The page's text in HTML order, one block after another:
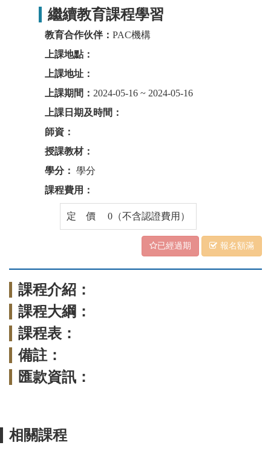
繼續教育課程學習
教育合作伙伴： PAC機構
上課地點：
上課地址：
上課期間： 2024-05-16 ~ 2024-05-16
上課日期及時間：
師資：
授課教材：
學分： 學分
課程費用：
定 價 0（不含認證費用）
已經過期 報名額滿
課程介紹：
課程大綱：
課程表：
備註：
匯款資訊：
相關課程